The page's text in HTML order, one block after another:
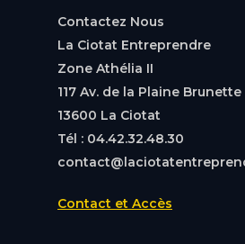
Contactez Nous
La Ciotat Entreprendre
Zone Athélia II
117 Av. de la Plaine Brunette
13600 La Ciotat
Tél : 04.42.32.48.30
Contact et Accès